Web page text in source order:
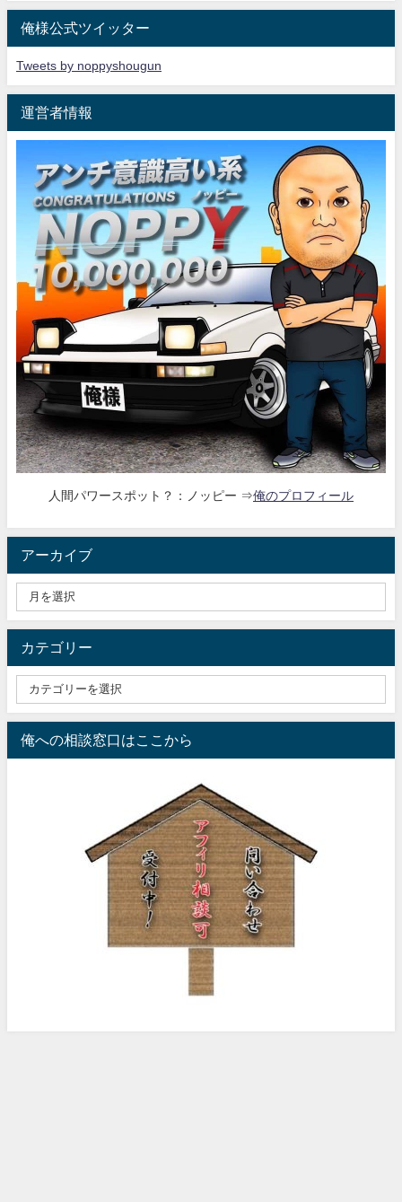
俺様公式ツイッター
Tweets by noppyshougun
運営者情報
人間パワースポット？：ノッピー ⇒俺のプロフィール
アーカイブ
カテゴリー
俺への相談窓口はここから